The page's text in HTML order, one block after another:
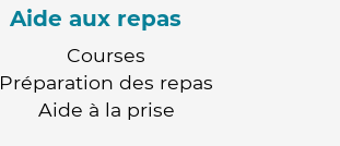
Aide aux repas
Courses
Préparation des repas
Aide à la prise